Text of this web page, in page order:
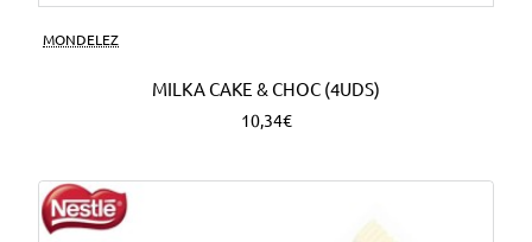
MONDELEZ
MILKA CAKE & CHOC (4UDS)
10,34€